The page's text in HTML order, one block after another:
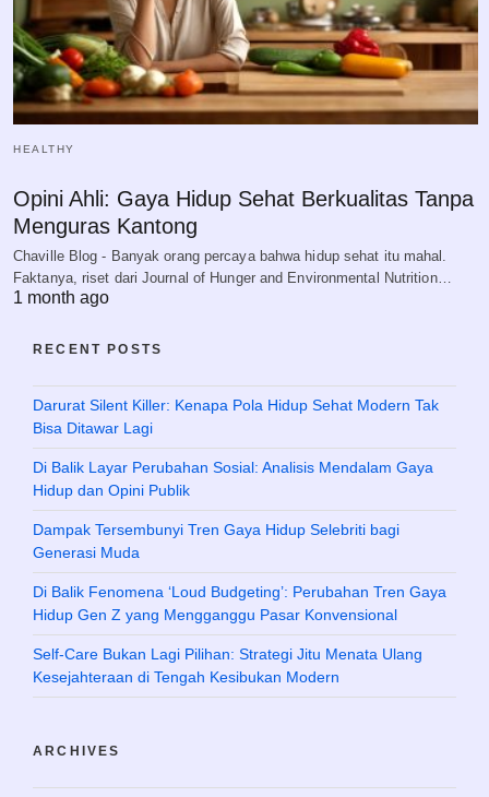
HEALTHY
Opini Ahli: Gaya Hidup Sehat Berkualitas Tanpa
Menguras Kantong
Chaville Blog - Banyak orang percaya bahwa hidup sehat itu mahal.
Faktanya, riset dari Journal of Hunger and Environmental Nutrition…
1 month ago
RECENT POSTS
Darurat Silent Killer: Kenapa Pola Hidup Sehat Modern Tak
Bisa Ditawar Lagi
Di Balik Layar Perubahan Sosial: Analisis Mendalam Gaya
Hidup dan Opini Publik
Dampak Tersembunyi Tren Gaya Hidup Selebriti bagi
Generasi Muda
Di Balik Fenomena ‘Loud Budgeting’: Perubahan Tren Gaya
Hidup Gen Z yang Mengganggu Pasar Konvensional
Self-Care Bukan Lagi Pilihan: Strategi Jitu Menata Ulang
Kesejahteraan di Tengah Kesibukan Modern
ARCHIVES